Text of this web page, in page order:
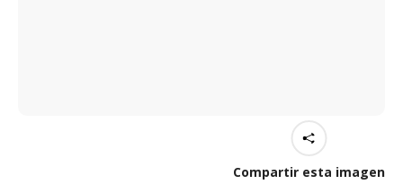
Compartir esta imagen